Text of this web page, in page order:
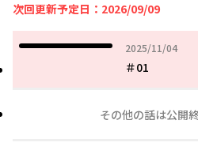
次回更新予定日：2026/09/09
2025/11/04
2025年11月04日
＃01
その他の話は公開